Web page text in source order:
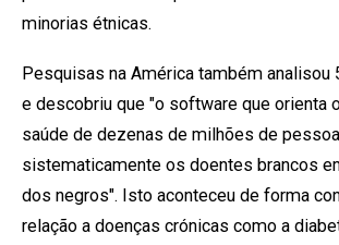
minorias étnicas.
Pesquisas na América também analisou
e descobriu que "o software que orienta
saúde de dezenas de milhões de
sistematicamente os doentes brancos
dos negros". Isto aconteceu de forma
relação a doenças crónicas como a